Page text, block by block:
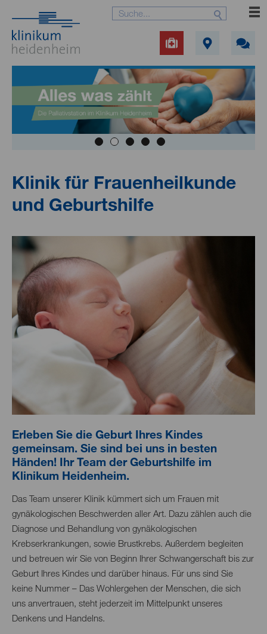
Klinik für Frauenheilkunde
und Geburtshilfe
Erleben Sie die Geburt Ihres Kindes
gemeinsam. Sie sind bei uns in besten
Händen! Ihr Team der Geburtshilfe im
Klinikum Heidenheim.
Das Team unserer Klinik kümmert sich um Frauen mit
gynäkologischen Beschwerden aller Art. Dazu zählen auch die
Diagnose und Behandlung von gynäkologischen
Krebserkrankungen, sowie Brustkrebs. Außerdem begleiten
und betreuen wir Sie von Beginn Ihrer Schwangerschaft bis zur
Geburt Ihres Kindes und darüber hinaus. Für uns sind Sie
keine Nummer – Das Wohlergehen der Menschen, die sich
uns anvertrauen, steht jederzeit im Mittelpunkt unseres
Denkens und Handelns.